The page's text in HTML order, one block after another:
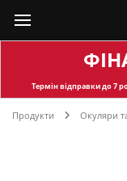
Термін відправкидо 7
Продукти Окуляри